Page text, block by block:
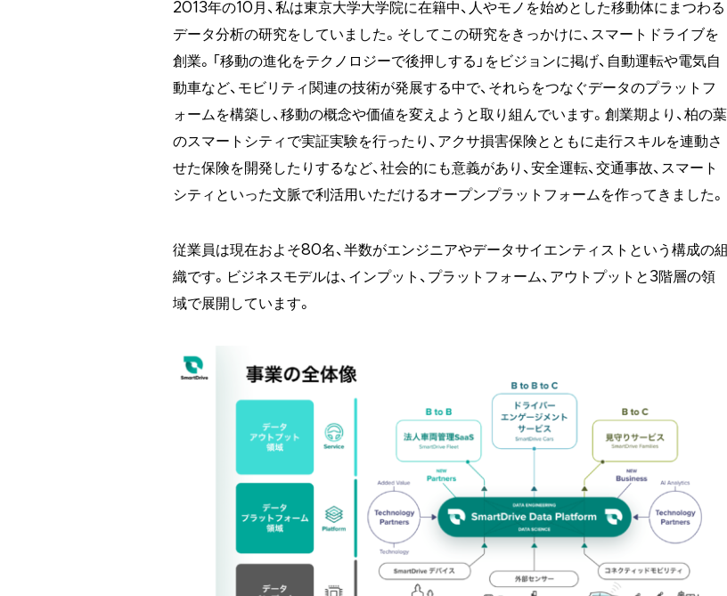
2013年の10月、私は東京大学大学院に在籍中、人やモノを始めとした移動体にまつわる
データ分析の研究をしていました。そしてこの研究をきっかけに、スマートドライブを
創業。「移動の進化をテクノロジーで後押しする」をビジョンに掲げ、自動運転や電気自
動車など、モビリティ関連の技術が発展する中で、それらをつなぐデータのプラットフ
ォームを構築し、移動の概念や価値を変えようと取り組んでいます。創業期より、柏の葉
のスマートシティで実証実験を行ったり、アクサ損害保険とともに走行スキルを連動さ
せた保険を開発したりするなど、社会的にも意義があり、安全運転、交通事故、スマート
シティといった文脈で利活用いただけるオープンプラットフォームを作ってきました。
従業員は現在およそ80名、半数がエンジニアやデータサイエンティストという構成の組
織です。ビジネスモデルは、インプット、プラットフォーム、アウトプットと3階層の領
域で展開しています。